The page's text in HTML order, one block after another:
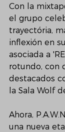
Con la
el grupo
trayectória,
inflexión en
asociada a
rotundo, con
destacados
la Sala Wolf
Ahora,
una nueva